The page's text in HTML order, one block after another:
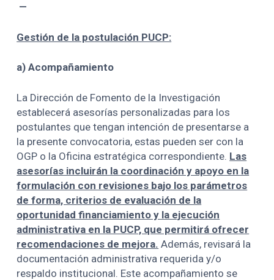
—
Gestión de la postulación PUCP:
a) Acompañamiento
La Dirección de Fomento de la Investigación
establecerá asesorías personalizadas para los
postulantes que tengan intención de presentarse a
la presente convocatoria, estas pueden ser con la
OGP o la Oficina estratégica correspondiente. Las
asesorías incluirán la coordinación y apoyo en la
formulación con revisiones bajo los parámetros
de forma, criterios de evaluación de la
oportunidad financiamiento y la ejecución
administrativa en la PUCP, que permitirá ofrecer
recomendaciones de mejora. Además, revisará la
documentación administrativa requerida y/o
respaldo institucional. Este acompañamiento se